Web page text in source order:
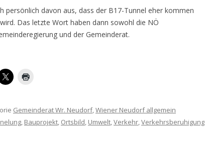
persönlich davon aus, dass der B17-Tunnel eher kommen
Das letzte Wort haben dann sowohl die NÖ
und der Gemeinderat.
Gemeinderat Wr. Neudorf,Wiener Neudorf allgemein
, Bauprojekt, Ortsbild, Umwelt,Verkehr,Verkehrsberuhigung